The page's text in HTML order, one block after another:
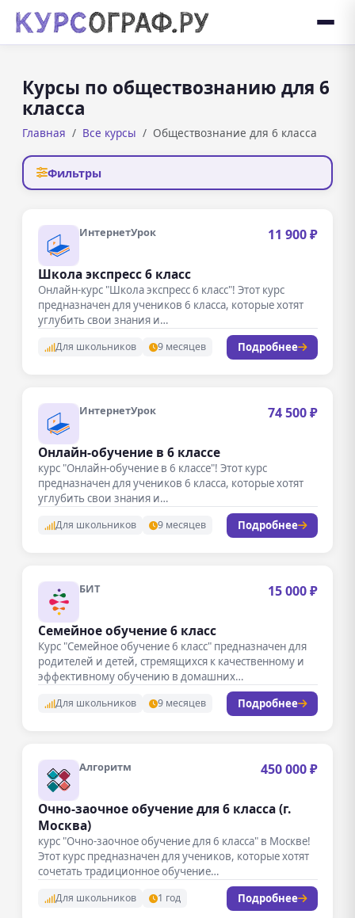
Курсы по обществознанию для 6
класса
Главная Все курсы Обществознание для 6 класса
Фильтры
ИнтернетУрок 11 900 ₽
Школа экспресс 6 класс
Онлайн-курс "Школа экспресс 6 класс"! Этот курс
предназначен для учеников 6 класса, которые хотят
углубить свои знания и…
Для школьников 9 месяцев Подробнее
ИнтернетУрок 74 500 ₽
Онлайн-обучение в 6 классе
курс "Онлайн-обучение в 6 классе"! Этот курс
предназначен для учеников 6 класса, которые хотят
углубить свои знания и…
Для школьников 9 месяцев Подробнее
БИТ 15 000 ₽
Семейное обучение 6 класс
Курс "Семейное обучение 6 класс" предназначен для
родителей и детей, стремящихся к качественному и
эффективному обучению в домашних…
Для школьников 9 месяцев Подробнее
Алгоритм 450 000 ₽
Очно-заочное обучение для 6 класса (г.
Москва)
курс "Очно-заочное обучение для 6 класса" в Москве!
Этот курс предназначен для учеников, которые хотят
сочетать традиционное обучение…
Для школьников 1 год Подробнее